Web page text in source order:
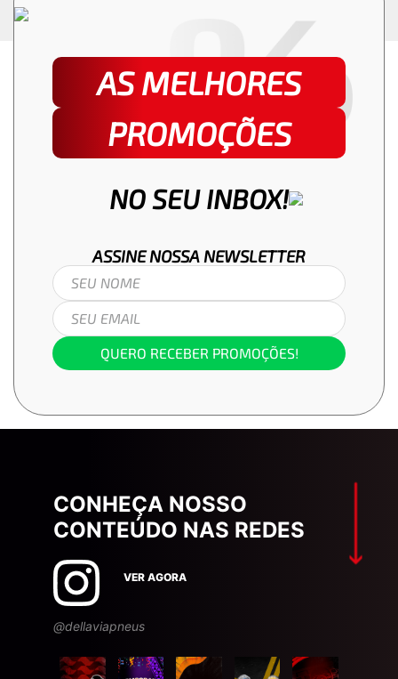
AS MELHORES
PROMOÇÕES
NO SEU INBOX!
ASSINE NOSSA NEWSLETTER
QUERO RECEBER PROMOÇÕES!
CONHEÇA NOSSO
CONTEÚDO NAS REDES
VER AGORA
@dellaviapneus